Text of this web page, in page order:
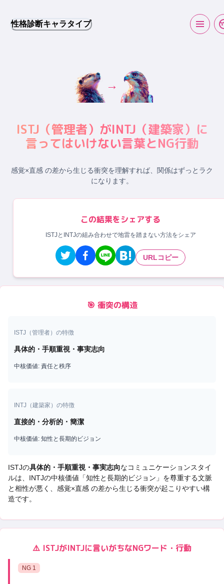
性格診断キャラタイプ
→
ISTJ （管理者）がINTJ （建築家）に
言ってはいけない言葉とNG行動
感覚×直感 の差から生じる衝突を理解すれば、関係はずっとラク
になります。
この結果をシェアする
ISTJとINTJの組み合わせで地雷を踏まない方法をシェア
URLコピー
🎯 衝突の構造
ISTJ （管理者）の特徴
具体的・手順重視・事実志向
中核価値: 責任と秩序
INTJ （建築家 ）の特徴
直接的・分析的・簡潔
中核価値: 知性と長期的ビジョン
ISTJの具体的・手順重視・事実志向なコミュニケーションスタイ
ルは、 INTJの中核価値「知性と長期的ビジョン 」を尊重する文脈
と相性が悪く、 感覚×直感 の差から生じる衝突が起こりやすい構
造です。
⚠️ ISTJがINTJに言いがちなNGワード・行動
NG 1